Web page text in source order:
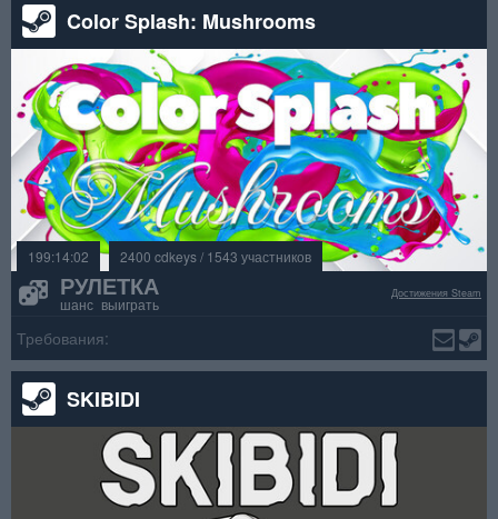
Color Splash: Mushrooms
199:14:02 2400 cdkeys / 1543 участников
РУЛЕТКА
шанс выиграть
Достижения Steam
Требования:
SKIBIDI